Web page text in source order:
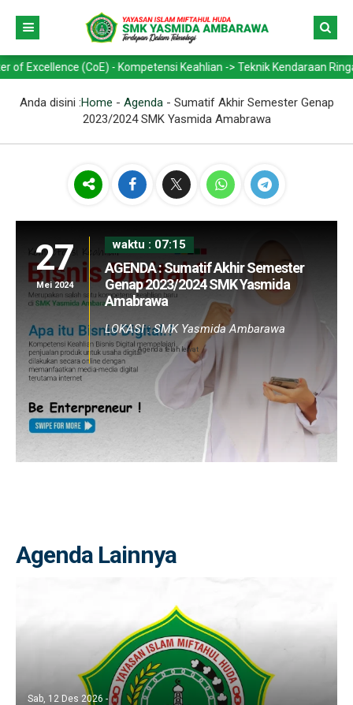
(CoE) - Kompetensi Keahlian -> Teknik Kendaraan Ringan
Anda disini :Home - Agenda- Sumatif Akhir Semester Genap
2023/2024 SMK Yasmida Amabrawa
27
Mei 2024
waktu : 07:15
AGENDA : Sumatif Akhir Semester
Genap 2023/2024 SMK Yasmida
Amabrawa
LOKASI : SMK Yasmida Ambarawa
Agenda telah lewat
Agenda Lainnya
Sab, 12 Des 2026 -